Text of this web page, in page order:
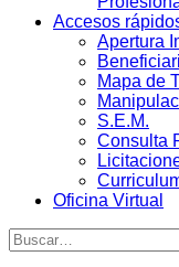
Accesos
Apertura
Mapa de
S.E.M.
Consulta
Oficina Virtual